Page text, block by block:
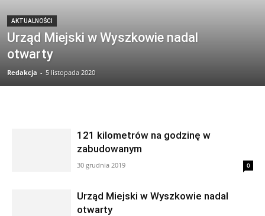
AKTUALNOŚCI
Urząd Miejski w Wyszkowie nadal
otwarty
Redakcja - 5 listopada 2020
121 kilometrów na godzinę w
zabudowanym
30 grudnia 2019 0
Urząd Miejski w Wyszkowie nadal
otwarty